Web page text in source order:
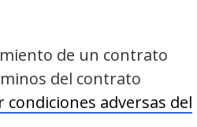
de un contrato
del contrato
adversas del